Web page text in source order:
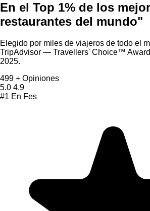
En el Top 1% de los
restaurantes del mundo"
Elegido por miles de viajeros de todo el
TripAdvisor — Travellers' Choice™
2025.
499 + Opiniones
5.0 4.9
#1 En Fes